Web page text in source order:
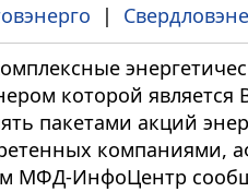
|
которой является
пакетами акций
компаниями,
МФД-ИнфоЦентр